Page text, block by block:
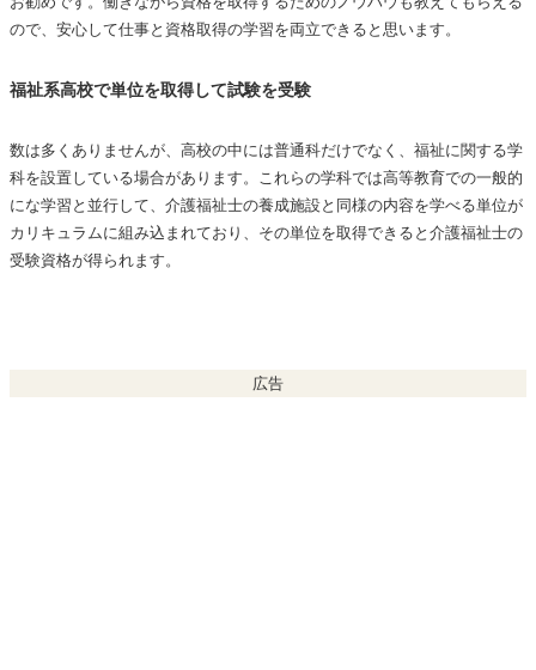
ので、安心して仕事と資格取得の学習を両立できると思います。
福祉系高校で単位を取得して試験を受験
数は多くありませんが、高校の中には普通科だけでなく、福祉に関する学
科を設置している場合があります。これらの学科では高等教育での一般的
にな学習と並行して、介護福祉士の養成施設と同様の内容を学べる単位が
カリキュラムに組み込まれており、その単位を取得できると介護福祉士の
受験資格が得られます。
広告